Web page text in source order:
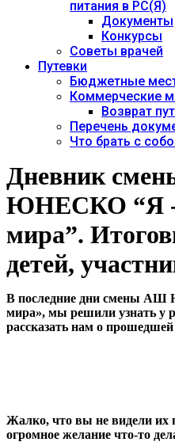
питания в РС(Я)
Документы
Конкурсы
Советы врачей
Путевки
Бюджетные
Коммерческие
Возврат
Перечень
Что брать с
Дневник
ЮНЕСКО “Я -
мира”.
детей,
В последние дни смены
мира», мы решили узнать у
рассказать нам о прошедшей
Жалко, что вы не видели их
огромное желание что-то